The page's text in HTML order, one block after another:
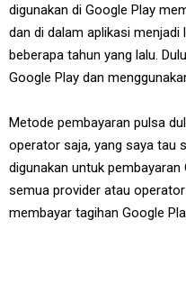
digunakan di Google Play
dan di dalam aplikasi menjadi
beberapa tahun yang lalu.
Google Play dan
Metode pembayaran pulsa
operator saja, yang saya tau
digunakan untuk pembayaran
semua provider atau
membayar tagihan Google